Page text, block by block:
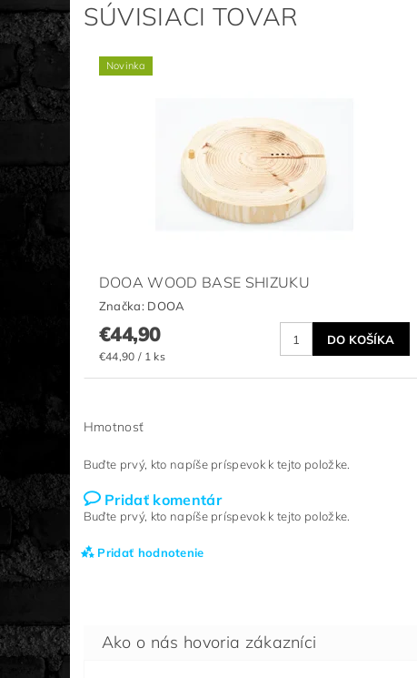
SÚVISIACI TOVAR
Novinka
DOOA WOOD BASE SHIZUKU
Značka: DOOA
€44,90
€44,90 / 1 ks
Hmotnosť
Buďte prvý, kto napíše príspevok k tejto položke.
Pridať komentár
Buďte prvý, kto napíše príspevok k tejto položke.
Pridať hodnotenie